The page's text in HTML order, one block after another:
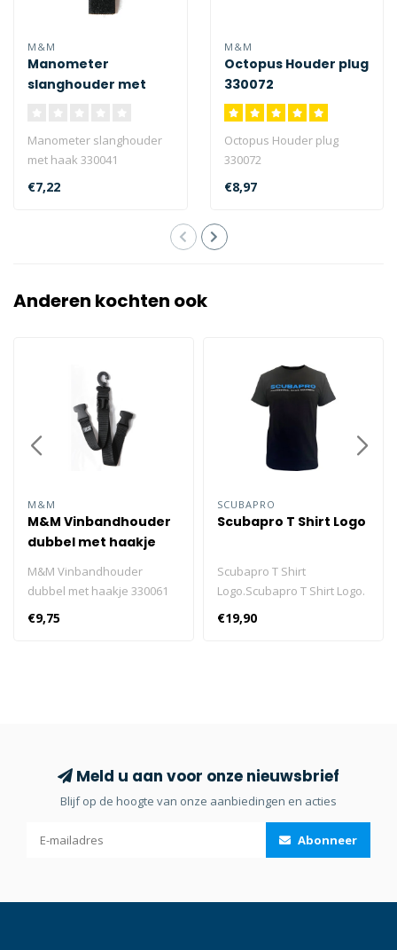
M&M
Manometer
slanghouder met
Manometer slanghouder
met haak 330041
€7,22
M&M
Octopus Houder plug
330072
Octopus Houder plug
330072
€8,97
Anderen kochten ook
M&M
M&M Vinbandhouder
dubbel met haakje
M&M Vinbandhouder
dubbel met haakje 330061
Hang je vinnen aan je jacket
met deze vinbandhouder
met deze vinbandhouder
om je handen vrij te
houden. De vinnen kunnen
€9,75
SCUBAPRO
Scubapro T Shirt Logo
Scubapro T Shirt
Logo.Scubapro T Shirt Logo.
€19,90
Meld u aan voor onze nieuwsbrief
Blijf op de hoogte van onze aanbiedingen en acties
Abonneer